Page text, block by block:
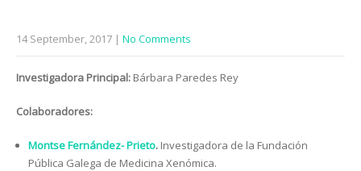
14 September, 2017 | No Comments
Investigadora Principal: Bárbara Paredes Rey
Colaboradores:
Montse Fernández- Prieto. Investigadora de la Fundación
Pública Galega de Medicina Xenómica.